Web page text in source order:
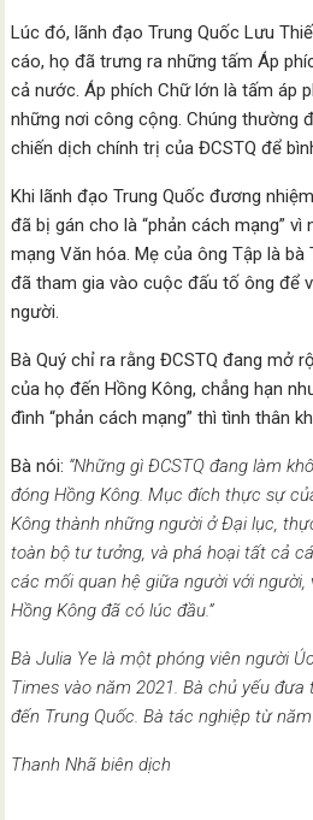
Lúc đó, lãnh đạo Trung Quốc Lưu
cáo, họ đã trưng ra những tấm Áp
cả nước. Áp phích Chữ lớn là tấm áp
những nơi công cộng. Chúng thường
chiến dịch chính trị của ĐCSTQ để
Khi lãnh đạo Trung Quốc đương
đã bị gán cho là “phản cách mạng”
mạng Văn hóa. Mẹ của ông Tập là bà
đã tham gia vào cuộc đấu tố ông để
người.
Bà Quý chỉ ra rằng ĐCSTQ đang mở
của họ đến Hồng Kông, chẳng hạn
đình “phản cách mạng” thì tình thân
Bà nói: “Những gì ĐCSTQ đang làm
đóng Hồng Kông. Mục đích thực sự
Kông thành những người ở Đại lục,
toàn bộ tư tưởng, và phá hoại tất cả
các mối quan hệ giữa người với
Hồng Kông đã có lúc đầu.”
Bà Julia Ye là một phóng viên người
Times vào năm 2021. Bà chủ yếu
đến Trung Quốc. Bà tác nghiệp từ
Thanh Nhã biên dịch